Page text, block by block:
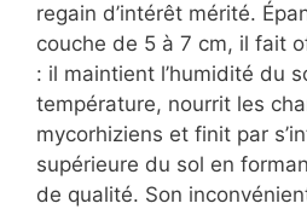
regain d’intérêt mérité.
couche de 5 à 7 cm, il fait
: il maintient l’humidité du
température, nourrit les
mycorhiziens et finit par
supérieure du sol en
de qualité. Son